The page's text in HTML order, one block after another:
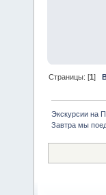
Страницы: [1]
Экскурсии на
Завтра мы